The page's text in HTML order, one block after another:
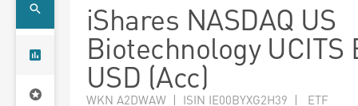
iShares NASDAQ US
Biotechnology UCITS
USD (Acc)
WKN A2DWAW | ISIN IE00BYXG2H39 | ETF